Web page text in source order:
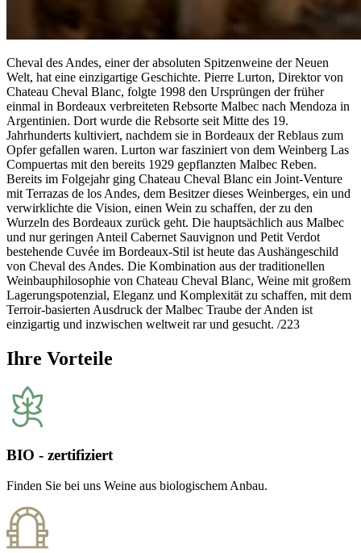
Cheval des Andes, einer der absoluten Spitzenweine der Neuen
Welt, hat eine einzigartige Geschichte. Pierre Lurton, Direktor von
Chateau Cheval Blanc, folgte 1998 den Ursprüngen der früher
einmal in Bordeaux verbreiteten Rebsorte Malbec nach Mendoza in
Argentinien. Dort wurde die Rebsorte seit Mitte des 19.
Jahrhunderts kultiviert, nachdem sie in Bordeaux der Reblaus zum
Opfer gefallen waren. Lurton war fasziniert von dem Weinberg Las
Compuertas mit den bereits 1929 gepflanzten Malbec Reben.
Bereits im Folgejahr ging Chateau Cheval Blanc ein Joint-Venture
mit Terrazas de los Andes, dem Besitzer dieses Weinberges, ein und
verwirklichte die Vision, einen Wein zu schaffen, der zu den
Wurzeln des Bordeaux zurück geht. Die hauptsächlich aus Malbec
und nur geringen Anteil Cabernet Sauvignon und Petit Verdot
bestehende Cuvée im Bordeaux-Stil ist heute das Aushängeschild
von Cheval des Andes. Die Kombination aus der traditionellen
Weinbauphilosophie von Chateau Cheval Blanc, Weine mit großem
Lagerungspotenzial, Eleganz und Komplexität zu schaffen, mit dem
Terroir-basierten Ausdruck der Malbec Traube der Anden ist
einzigartig und inzwischen weltweit rar und gesucht. /223
Ihre Vorteile
BIO - zertifiziert
Finden Sie bei uns Weine aus biologischem Anbau.